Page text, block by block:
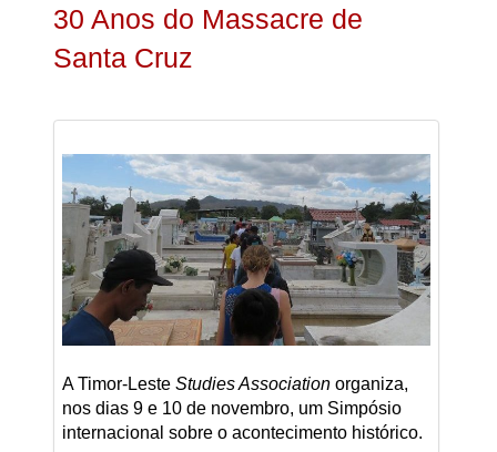
30 Anos do Massacre de
Santa Cruz
A Timor-Leste Studies Associationorganiza,
nos dias 9 e 10 de novembro, um Simpósio
internacional sobre o acontecimento histórico.